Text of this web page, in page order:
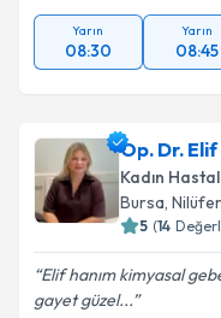
Yarın
08:30
Yarın
08:45
Op. Dr.
Kadın
Bursa, Nilüfer
5 (14
Elif hanım kimyasal
gayet güzel...